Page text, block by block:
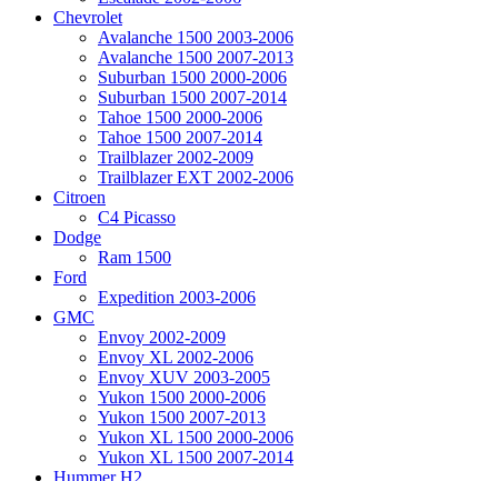
Chevrolet
Avalanche 1500 2003-2006
Avalanche 1500 2007-2013
Suburban 1500 2000-2006
Suburban 1500 2007-2014
Tahoe 1500 2000-2006
Tahoe 1500 2007-2014
Trailblazer 2002-2009
Trailblazer EXT 2002-2006
Citroen
C4 Picasso
Dodge
Ram 1500
Ford
Expedition 2003-2006
GMC
Envoy 2002-2009
Envoy XL 2002-2006
Envoy XUV 2003-2005
Yukon 1500 2000-2006
Yukon 1500 2007-2013
Yukon XL 1500 2000-2006
Yukon XL 1500 2007-2014